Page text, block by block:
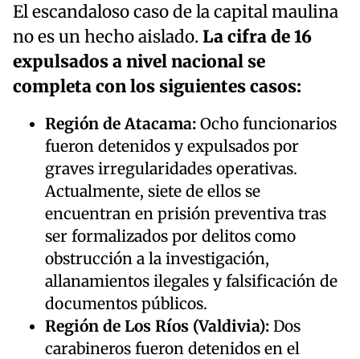
El escandaloso caso de la capital maulina
no es un hecho aislado. La cifra de 16
expulsados a nivel nacional se
completa con los siguientes casos:
Región de Atacama: Ocho funcionarios
fueron detenidos y expulsados por
graves irregularidades operativas.
Actualmente, siete de ellos se
encuentran en prisión preventiva tras
ser formalizados por delitos como
obstrucción a la investigación,
allanamientos ilegales y falsificación de
documentos públicos.
Región de Los Ríos (Valdivia): Dos
carabineros fueron detenidos en el